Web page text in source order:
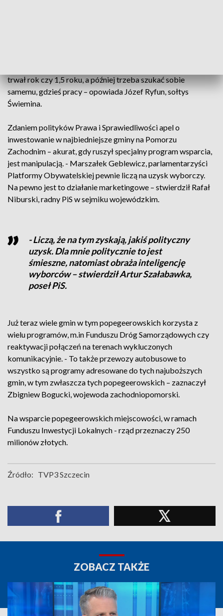
trwał rok czy 1,5 roku, a później trzeba szukać sobie
samemu, gdzieś pracy – opowiada Józef Ryfun, sołtys
Świemina.
Zdaniem polityków Prawa i Sprawiedliwości apel o
inwestowanie w najbiedniejsze gminy na Pomorzu
Zachodnim – akurat, gdy ruszył specjalny program wsparcia,
jest manipulacją. - Marszałek Geblewicz, parlamentarzyści
Platformy Obywatelskiej pewnie liczą na uzysk wyborczy.
Na pewno jest to działanie marketingowe – stwierdził Rafał
Niburski, radny PiS w sejmiku wojewódzkim.
- Liczą, że na tym zyskają, jakiś polityczny
uzysk. Dla mnie politycznie to jest
śmieszne, natomiast obraża inteligencję
wyborców – stwierdził Artur Szałabawka,
poseł PiS.
Już teraz wiele gmin w tym popegeerowskich korzysta z
wielu programów, m.in Funduszu Dróg Samorządowych czy
reaktywacji połączeń na terenach wykluczonych
komunikacyjnie. - To także przewozy autobusowe to
wszystko są programy adresowane do tych najuboższych
gmin, w tym zwłaszcza tych popegeerowskich – zaznaczył
Zbigniew Bogucki, wojewoda zachodniopomorski.
Na wsparcie popegeerowskich miejscowości, w ramach
Funduszu Inwestycji Lokalnych - rząd przeznaczy 250
milionów złotych.
Źródło: TVP3 Szczecin
ZOBACZ TAKŻE